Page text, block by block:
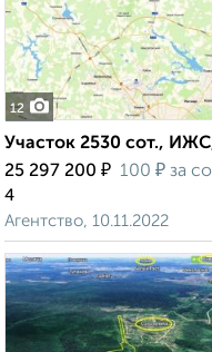
12
Участок 2530 сот.,
25 297 200 ₽ 100 ₽ за
4
Агентство, 10.11.2022